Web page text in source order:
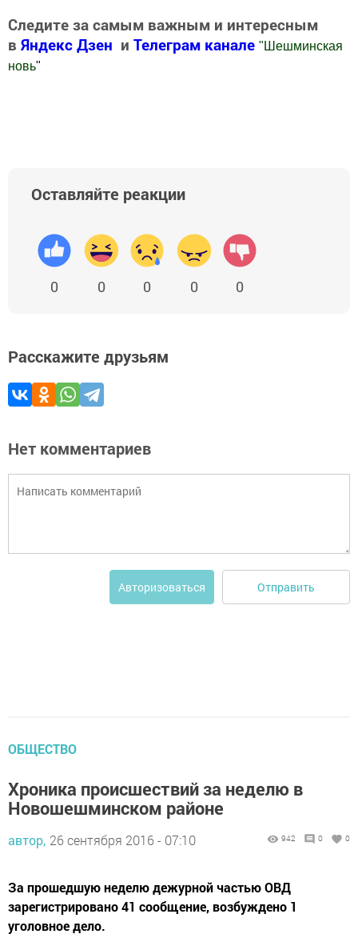
Следите за самым важным и интересным
в Яндекс Дзен и Телеграм канале " Шешминская
новь"
Оставляйте реакции
0 0 0 0 0
Расскажите друзьям
Нет комментариев
Авторизоваться Отправить
ОБЩЕСТВО
Хроника происшествий за неделю в
Новошешминском районе
автор, 26 сентября 2016 - 07:10 942 0 0
За прошедшую неделю дежурной частью ОВД
зарегистрировано 41 сообщение, возбуждено 1
уголовное дело.